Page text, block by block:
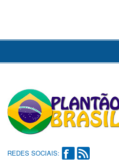
REDES SOCIAIS: